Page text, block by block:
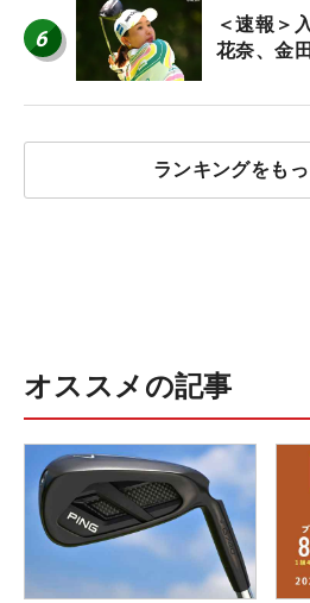
6
＜速報＞
花奈、金
ランキングをも
オススメの記事